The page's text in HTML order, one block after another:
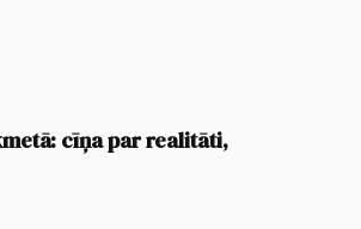
cīņa par realitāti,